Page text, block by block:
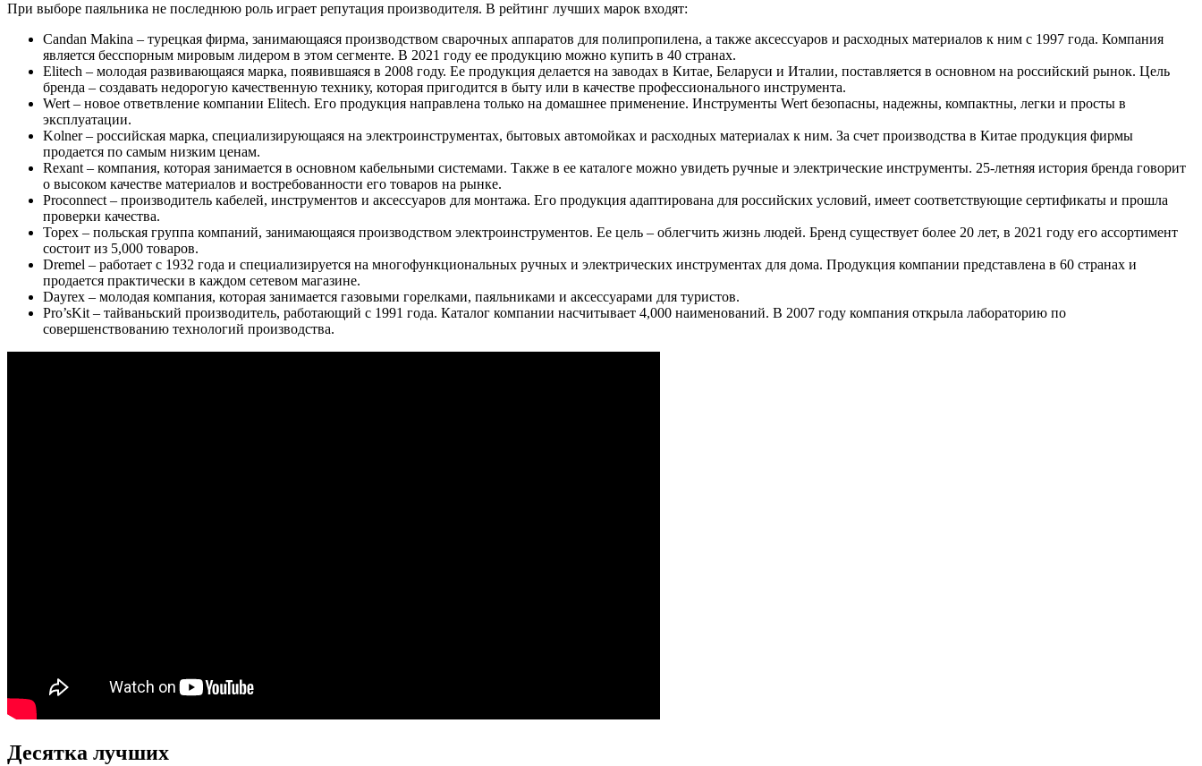
При выборе паяльника не последнюю роль играет репутация производителя. В рейтинг лучших марок входят:
Candan Makina – турецкая фирма, занимающаяся производством сварочных аппаратов для полипропилена, а также аксессуаров и расходных материалов к ним с 1997 года. Компания
является бесспорным мировым лидером в этом сегменте. В 2021 году ее продукцию можно купить в 40 странах.
Elitech – молодая развивающаяся марка, появившаяся в 2008 году. Ее продукция делается на заводах в Китае, Беларуси и Италии, поставляется в основном на российский рынок. Цель
бренда – создавать недорогую качественную технику, которая пригодится в быту или в качестве профессионального инструмента.
Wert – новое ответвление компании Elitech. Его продукция направлена только на домашнее применение. Инструменты Wert безопасны, надежны, компактны, легки и просты в
эксплуатации.
Kolner – российская марка, специализирующаяся на электроинструментах, бытовых автомойках и расходных материалах к ним. За счет производства в Китае продукция фирмы
продается по самым низким ценам.
Rexant – компания, которая занимается в основном кабельными системами. Также в ее каталоге можно увидеть ручные и электрические инструменты. 25-летняя история бренда говорит
о высоком качестве материалов и востребованности его товаров на рынке.
Proconnect – производитель кабелей, инструментов и аксессуаров для монтажа. Его продукция адаптирована для российских условий, имеет соответствующие сертификаты и прошла
проверки качества.
Topex – польская группа компаний, занимающаяся производством электроинструментов. Ее цель – облегчить жизнь людей. Бренд существует более 20 лет, в 2021 году его ассортимент
состоит из 5,000 товаров.
Dremel – работает с 1932 года и специализируется на многофункциональных ручных и электрических инструментах для дома. Продукция компании представлена в 60 странах и
продается практически в каждом сетевом магазине.
Dayrex – молодая компания, которая занимается газовыми горелками, паяльниками и аксессуарами для туристов.
Pro’sKit – тайваньский производитель, работающий с 1991 года. Каталог компании насчитывает 4,000 наименований. В 2007 году компания открыла лабораторию по
совершенствованию технологий производства.
Десятка лучших